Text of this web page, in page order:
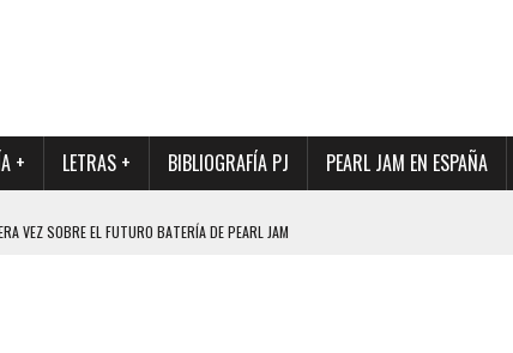
+ LETRAS + BIBLIOGRAFÍA PJ PEARL JAM EN ESPAÑA
VEZ SOBRE EL FUTURO BATERÍA DE PEARL JAM
QUE MARCÓ LOS 90, DE NUEVO EN VINILO.
DE LA INCERTIDUMBRE SOBRE SU FUTURA FORMACIÓN